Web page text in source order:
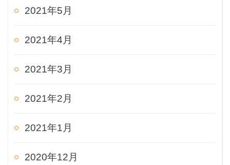
2021年5月
2021年4月
2021年3月
2021年2月
2021年1月
2020年12月